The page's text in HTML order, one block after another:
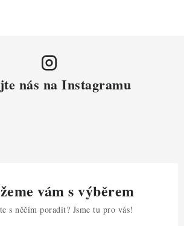
nás na Instagramu
vám s výběrem
s něčím poradit? Jsme tu pro vás!